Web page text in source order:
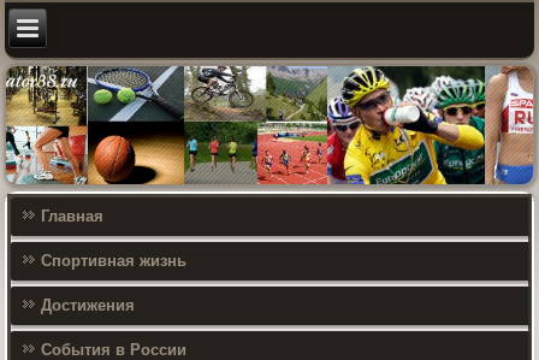
Главная
Спортивная жизнь
Достижения
События в России